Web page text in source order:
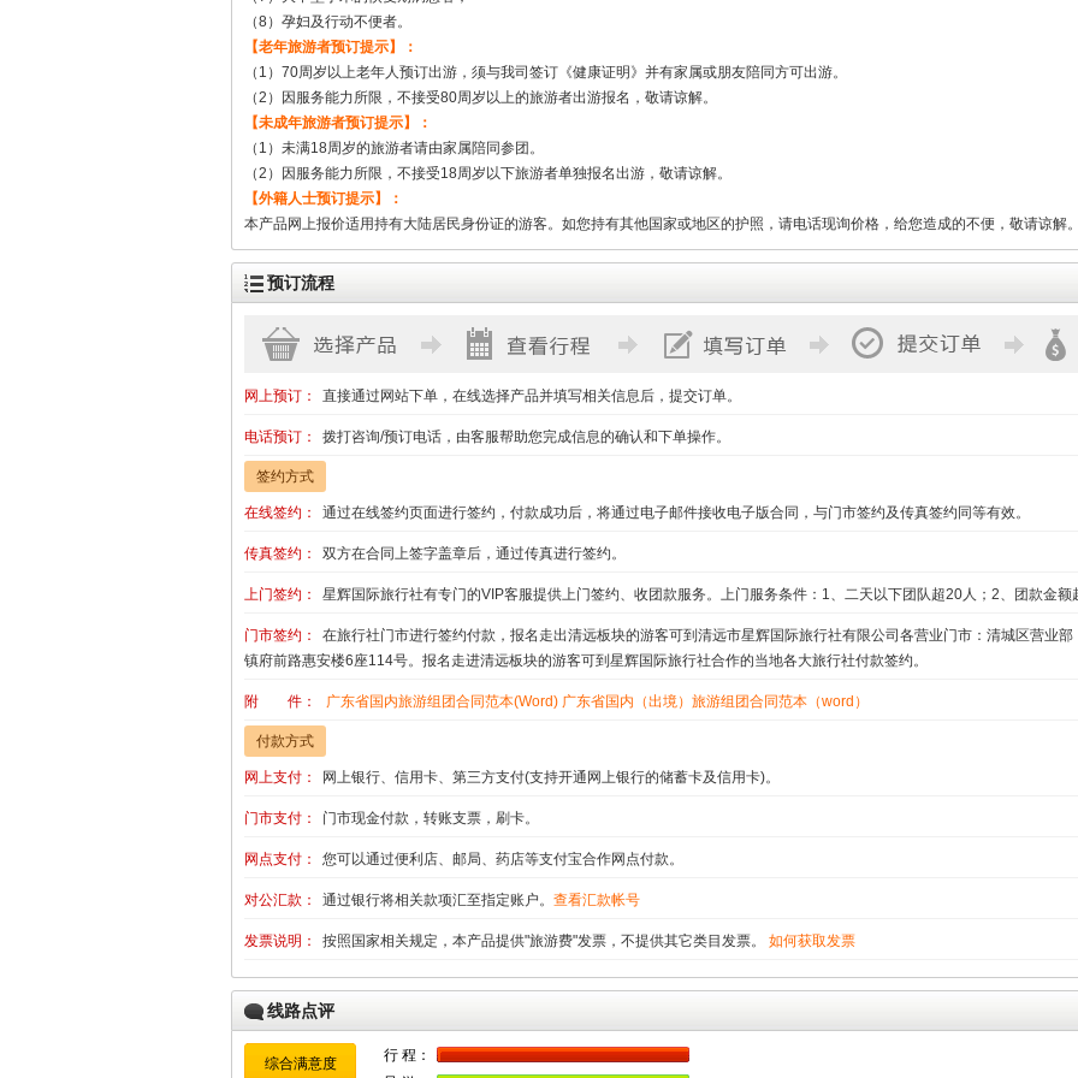
（8）孕妇及行动不便者。
【老年旅游者预订提示】：
（1）70周岁以上老年人预订出游，须与我司签订《健康证明》并有家属或朋友陪同方可出游。
（2）因服务能力所限，不接受80周岁以上的旅游者出游报名，敬请谅解。
【未成年旅游者预订提示】：
（1）未满18周岁的旅游者请由家属陪同参团。
（2）因服务能力所限，不接受18周岁以下旅游者单独报名出游，敬请谅解。
【外籍人士预订提示】：
本产品网上报价适用持有大陆居民身份证的游客。如您持有其他国家或地区的护照，请电话现询价格，给您造成的不便，敬请谅解
预订流程
网上预订： 直接通过网站下单，在线选择产品并填写相关信息后，提交订单。
电话预订： 拨打咨询/预订电话，由客服帮助您完成信息的确认和下单操作。
签约方式
在线签约： 通过在线签约页面进行签约，付款成功后，将通过电子邮件接收电子版合同，与门市签约及传真签约同等有效。
传真签约： 双方在合同上签字盖章后，通过传真进行签约。
上门签约： 星辉国际旅行社有专门的VIP客服提供上门签约、收团款服务。上门服务条件：1、二天以下团队超20人；2、团款金
门市签约：
在旅行社门市进行签约付款，报名走出清远板块的游客可到清远市星辉国际旅行社有限公司各营业门市：清城区营业
镇府前路惠安楼6座114号。报名走进清远板块的游客可到星辉国际旅行社合作的当地各大旅行社付款签约。
附 件： 广东省国内旅游组团合同范本(Word) 广东省国内（出境）旅游组团合同范本（word）
付款方式
网上支付： 网上银行、信用卡、第三方支付(支持开通网上银行的储蓄卡及信用卡)。
门市支付： 门市现金付款，转账支票，刷卡。
网点支付： 您可以通过便利店、邮局、药店等支付宝合作网点付款。
对公汇款： 通过银行将相关款项汇至指定账户。 查看汇款帐号
发票说明： 按照国家相关规定，本产品提供"旅游费"发票，不提供其它类目发票。 如何获取发票
线路点评
综合满意度
行 程：